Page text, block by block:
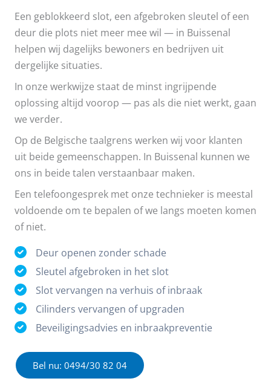
Een geblokkeerd slot, een afgebroken sleutel of een
deur die plots niet meer mee wil — in Buissenal
helpen wij dagelijks bewoners en bedrijven uit
dergelijke situaties.
In onze werkwijze staat de minst ingrijpende
oplossing altijd voorop — pas als die niet werkt, gaan
we verder.
Op de Belgische taalgrens werken wij voor klanten
uit beide gemeenschappen. In Buissenal kunnen we
ons in beide talen verstaanbaar maken.
Een telefoongesprek met onze technieker is meestal
voldoende om te bepalen of we langs moeten komen
of niet.
Deur openen zonder schade
Sleutel afgebroken in het slot
Slot vervangen na verhuis of inbraak
Cilinders vervangen of upgraden
Beveiligingsadvies en inbraakpreventie
Bel nu: 0494/30 82 04